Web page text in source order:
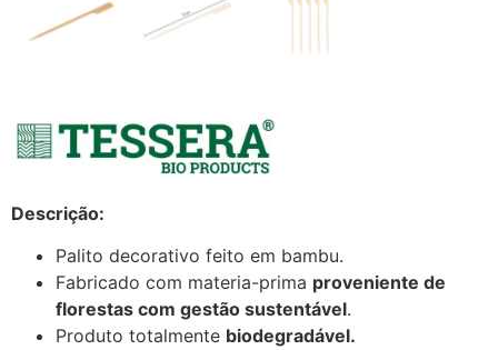
Descrição:
Palito decorativo feito em bambu.
Fabricado com materia-prima proveniente de
florestas com gestão sustentável.
Produto totalmente biodegradável.